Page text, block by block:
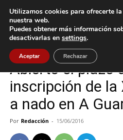
Inicio A Guarda
A Guarda Cultura / Ocio Deportes
Abierto el plazo
inscripción de la
a nado en A
Por Redacción - 15/06/2016
Utilizamos cookies para ofrecerte
nuestra web.
Puedes obtener más información
desactivarlas en settings.
Aceptar Rechazar